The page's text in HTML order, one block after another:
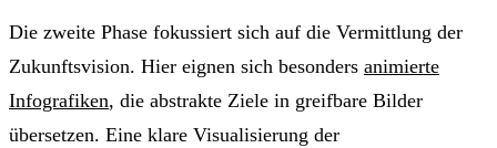
Die zweite Phase fokussiert sich auf die Vermittlung der
Zukunftsvision. Hier eignen sich besonders animierte
Infografiken, die abstrakte Ziele in greifbare Bilder
übersetzen. Eine klare Visualisierung der